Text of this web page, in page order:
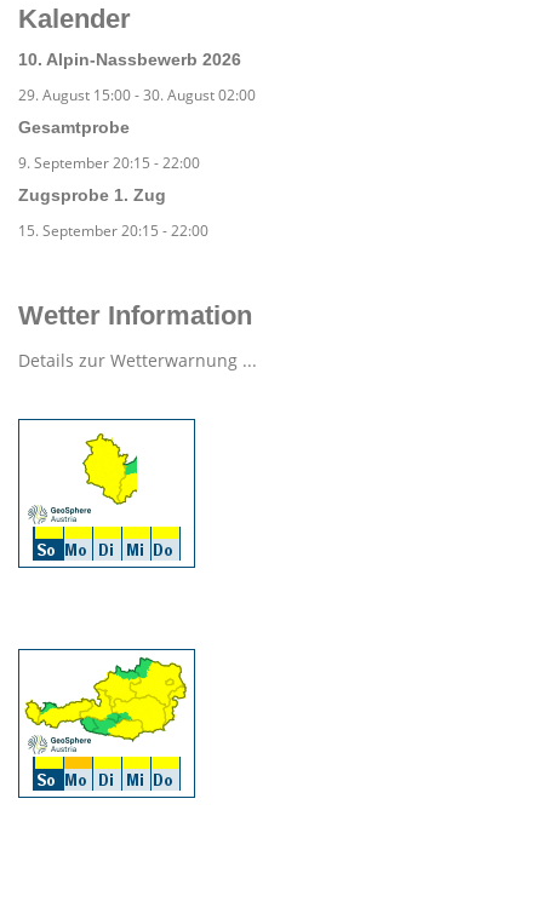
Kalender
10. Alpin-Nassbewerb 2026
29. August 15:00-30. August 02:00
Gesamtprobe
9. September 20:15 -22:00
Zugsprobe 1. Zug
15. September 20:15 -22:00
Wetter Information
Details zur Wetterwarnung ...